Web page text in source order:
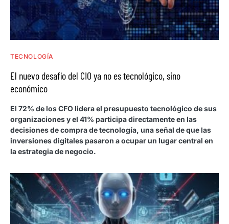
TECNOLOGÍA
El nuevo desafío del CIO ya no es tecnológico, sino
económico
El 72% de los CFO lidera el presupuesto tecnológico de sus
organizaciones y el 41% participa directamente en las
decisiones de compra de tecnología, una señal de que las
inversiones digitales pasaron a ocupar un lugar central en
la estrategia de negocio.